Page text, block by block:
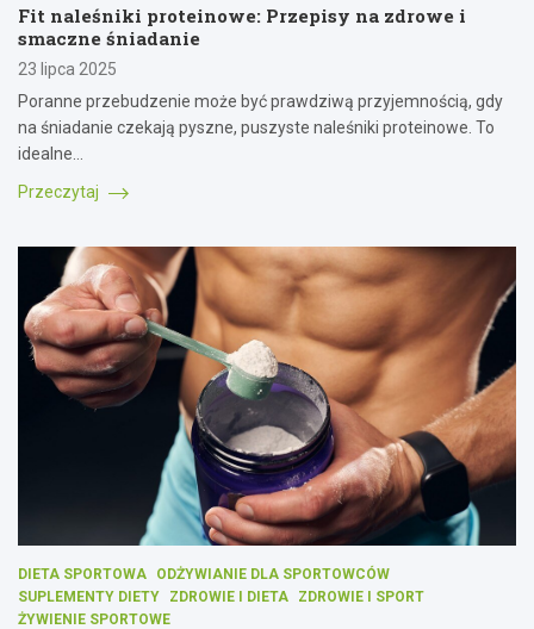
Fit naleśniki proteinowe: Przepisy na zdrowe i
smaczne śniadanie
23 lipca 2025
Poranne przebudzenie może być prawdziwą przyjemnością, gdy
na śniadanie czekają pyszne, puszyste naleśniki proteinowe. To
idealne…
Przeczytaj
DIETA SPORTOWA
ODŻYWIANIE DLA SPORTOWCÓW
SUPLEMENTY DIETY
ZDROWIE I DIETA
ZDROWIE I SPORT
ŻYWIENIE SPORTOWE